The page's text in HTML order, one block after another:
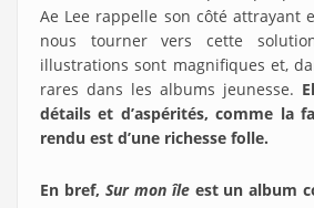
Ae Lee rappelle son côté attrayant
nous tourner vers cette
illustrations sont magnifiques et,
rares dans les albums jeunesse.
détails et d’aspérités, comme la
rendu est d’une richesse folle.
En bref, Sur mon îleest un album